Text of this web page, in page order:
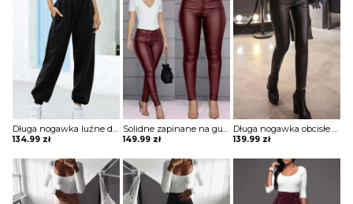
Długa nogawka luźne dresowe jednolite bez wzoru ściągacz wiązane kieszenie casual spodnie Iyana
134.99 zł
Solidne zapinane na guziki codzienne powlekane spodnie z pu Maranda
149.99 zł
Długa nogawka obcisłe jednolite bez wzoru ściągacz eleganckie skórzane skóra ekologiczna casual spodnie Lue
139.99 zł